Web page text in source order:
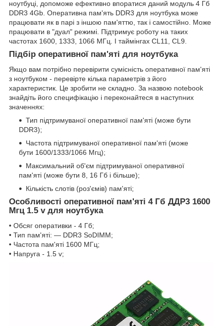
ноутбуці, допоможе ефективно впоратися даний модуль 4 Гб
DDR3 4Gb. Оперативна пам'ять DDR3 для ноутбука може
працювати як в парі з іншою пам'яттю, так і самостійно. Може
працювати в "дуал" режимі. Підтримує роботу на таких
частотах 1600, 1333, 1066 МГц. І таймінгах CL11, CL9.
Підбір оперативної пам'яті для ноутбука
Якщо вам потрібно перевірити сумісність оперативної пам'яті
з ноутбуком - перевірте кілька параметрів з його
характеристик. Це зробити не складно. За назвою notebook
знайдіть його специфікацію і переконайтеся в наступних
значеннях:
Тип підтримуваної оперативної пам'яті (може бути
DDR3);
Частота підтримуваної оперативної пам'яті (може
бути 1600/1333/1066 Мгц);
Максимальний об'єм підтримуваної оперативної
пам'яті (може бути 8, 16 Гб і більше);
Кількість слотів (роз'ємів) пам'яті;
Особливості оперативної пам'яті 4 Гб ДДР3 1600
Мгц 1.5 v для ноутбука
• Обсяг оперативки - 4 Гб;
• Тип пам'яті: — DDR3 SoDIMM;
• Частота пам'яті 1600 МГц;
• Напруга - 1.5 v;